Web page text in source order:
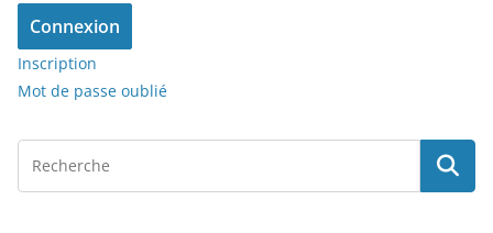
Connexion
Inscription
Mot de passe oublié